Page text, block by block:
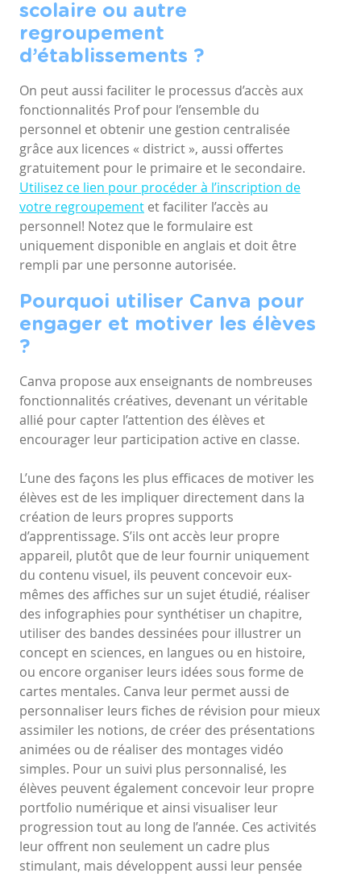
scolaire ou autre
regroupement
d’établissements ?
On peut aussi faciliter le processus d’accès aux
fonctionnalités Prof pour l’ensemble du
personnel et obtenir une gestion centralisée
grâce aux licences « district », aussi offertes
gratuitement pour le primaire et le secondaire.
Utilisez ce lien pour procéder à l’inscription de
votre regroupement et faciliter l’accès au
personnel! Notez que le formulaire est
uniquement disponible en anglais et doit être
rempli par une personne autorisée.
Pourquoi utiliser Canva pour
engager et motiver les élèves
?
Canva propose aux enseignants de nombreuses
fonctionnalités créatives, devenant un véritable
allié pour capter l’attention des élèves et
encourager leur participation active en classe.
L’une des façons les plus efficaces de motiver les
élèves est de les impliquer directement dans la
création de leurs propres supports
d’apprentissage. S’ils ont accès leur propre
appareil, plutôt que de leur fournir uniquement
du contenu visuel, ils peuvent concevoir eux-
mêmes des affiches sur un sujet étudié, réaliser
des infographies pour synthétiser un chapitre,
utiliser des bandes dessinées pour illustrer un
concept en sciences, en langues ou en histoire,
ou encore organiser leurs idées sous forme de
cartes mentales. Canva leur permet aussi de
personnaliser leurs fiches de révision pour mieux
assimiler les notions, de créer des présentations
animées ou de réaliser des montages vidéo
simples. Pour un suivi plus personnalisé, les
élèves peuvent également concevoir leur propre
portfolio numérique et ainsi visualiser leur
progression tout au long de l’année. Ces activités
leur offrent non seulement un cadre plus
stimulant, mais développent aussi leur pensée